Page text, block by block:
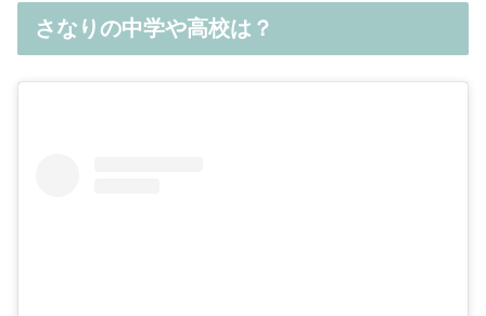
さなりの中学や高校は？